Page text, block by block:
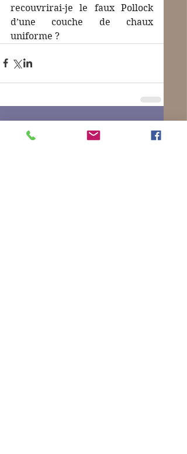
recouvrirai-je le faux Pollock
d’une couche de chaux
uniforme ?
Commentaires